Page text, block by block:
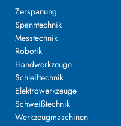
Zerspanung
Spanntechnik
Messtechnik
Robotik
Handwerkzeuge
Schleiftechnik
Elektrowerkzeuge
Schweißtechnik
Werkzeugmaschinen